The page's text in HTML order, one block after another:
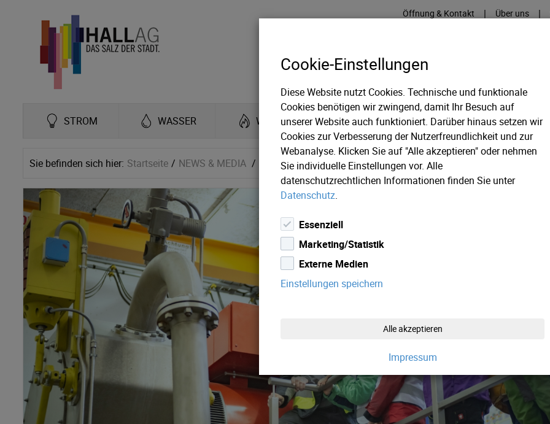
Öffnung & Kontakt | Über uns |
STROM WASSER WÄRME KÄLTE IT
Sie befinden sich hier: Startseite NEWS & MEDIA News 2023 Hall AG öffnet Kraftwerkstore am 16. Juni in Absam
Cookie-Einstellungen
Diese Website nutzt Cookies. Technische und funktionale
Cookies benötigen wir zwingend, damit Ihr Besuch auf
unserer Website auch funktioniert. Darüber hinaus setzen wir
Cookies zur Verbesserung der Nutzerfreundlichkeit und zur
Webanalyse. Klicken Sie auf "Alle akzeptieren" oder nehmen
Sie individuelle Einstellungen vor. Alle
datenschutzrechtlichen Informationen finden Sie unter
Datenschutz.
Essenziell
Marketing/Statistik
Externe Medien
Einstellungen speichern
Alle akzeptieren
Impressum